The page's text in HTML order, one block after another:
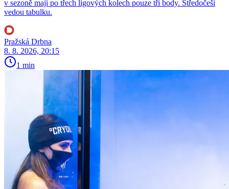
v sezoně mají po třech ligových kolech pouze tři body. Středočeši
vedou tabulku.
Pražská Drbna
8. 8. 2026, 20:15
1 min